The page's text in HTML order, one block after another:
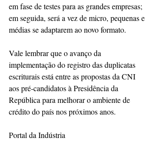
em fase de testes para as grandes empresas;
em seguida, será a vez de micro, pequenas e
médias se adaptarem ao novo formato.
Vale lembrar que o avanço da
implementação do registro das duplicatas
escriturais está entre as propostas da CNI
aos pré-candidatos à Presidência da
República para melhorar o ambiente de
crédito do país nos próximos anos.
Portal da Indústria